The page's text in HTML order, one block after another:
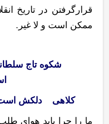
قرارگرفتن در تاریخ
ممکن است و لا غیر.
شکوه تاج
کلاهی دلکش است
ما را چرا باید هوای